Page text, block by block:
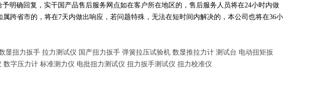
明确回复，实干国产品售后服务网点如在客户所在地区的，售后服务人员将在24小时内做
跨省市的，将在7天内做出响应，若问题特殊，无法在短时间内解决的，本公司也将在36小
显扭力扳手 拉力测试仪 国产扭力扳手 弹簧拉压试验机 数显推拉力计 测试台 电动扭矩扳
字压力计 标准测力仪 电批扭力测试仪 扭力扳手测试仪 扭力校准仪